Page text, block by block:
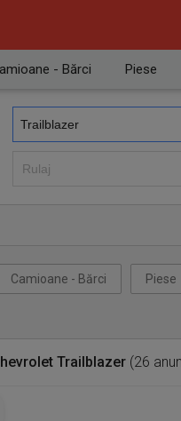
- Bărci Piese
Camioane - Bărci Piese
Trailblazer (26